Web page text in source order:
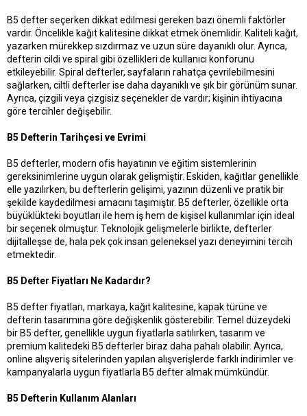
B5 defter seçerken dikkat edilmesi gereken bazı önemli faktörler
vardır. Öncelikle kağıt kalitesine dikkat etmek önemlidir. Kaliteli kağıt,
yazarken mürekkep sızdırmaz ve uzun süre dayanıklı olur. Ayrıca,
defterin cildi ve spiral gibi özellikleri de kullanıcı konforunu
etkileyebilir. Spiral defterler, sayfaların rahatça çevrilebilmesini
sağlarken, ciltli defterler ise daha dayanıklı ve şık bir görünüm sunar.
Ayrıca, çizgili veya çizgisiz seçenekler de vardır; kişinin ihtiyacına
göre tercihler değişebilir.
B5 Defterin Tarihçesi ve Evrimi
B5 defterler, modern ofis hayatının ve eğitim sistemlerinin
gereksinimlerine uygun olarak gelişmiştir. Eskiden, kağıtlar genellikle
elle yazılırken, bu defterlerin gelişimi, yazının düzenli ve pratik bir
şekilde kaydedilmesi amacını taşımıştır. B5 defterler, özellikle orta
büyüklükteki boyutları ile hem iş hem de kişisel kullanımlar için ideal
bir seçenek olmuştur. Teknolojik gelişmelerle birlikte, defterler
dijitalleşse de, hala pek çok insan geleneksel yazı deneyimini tercih
etmektedir.
B5 Defter Fiyatları Ne Kadardır?
B5 defter fiyatları, markaya, kağıt kalitesine, kapak türüne ve
defterin tasarımına göre değişkenlik gösterebilir. Temel düzeydeki
bir B5 defter, genellikle uygun fiyatlarla satılırken, tasarım ve
premium kalitedeki B5 defterler biraz daha pahalı olabilir. Ayrıca,
online alışveriş sitelerinden yapılan alışverişlerde farklı indirimler ve
kampanyalarla uygun fiyatlarla B5 defter almak mümkündür.
B5 Defterin Kullanım Alanları